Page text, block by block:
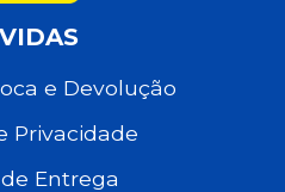
e Devolução
Privacidade
Entrega